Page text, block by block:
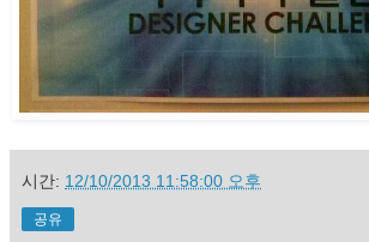
시간: 12/10/2013 11:58:00 오후
공유